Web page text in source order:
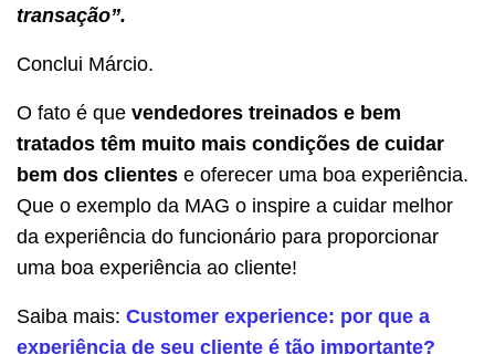
transação”.
Conclui Márcio.
O fato é que vendedores treinados e bem
tratados têm muito mais condições de cuidar
bem dos clientes e oferecer uma boa experiência.
Que o exemplo da MAG o inspire a cuidar melhor
da experiência do funcionário para proporcionar
uma boa experiência ao cliente!
Saiba mais: Customer experience: por que a
experiência de seu cliente é tão importante?